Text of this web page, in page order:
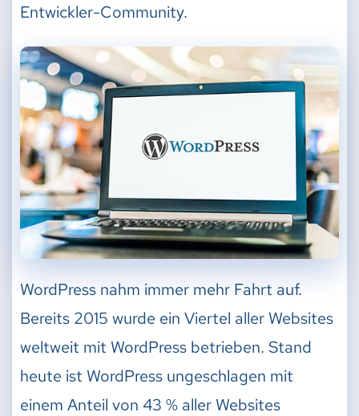
Entwickler-Community.
WordPress nahm immer mehr Fahrt auf.
Bereits 2015 wurde ein Viertel aller Websites
weltweit mit WordPress betrieben. Stand
heute ist WordPress ungeschlagen mit
einem Anteil von 43 % aller Websites